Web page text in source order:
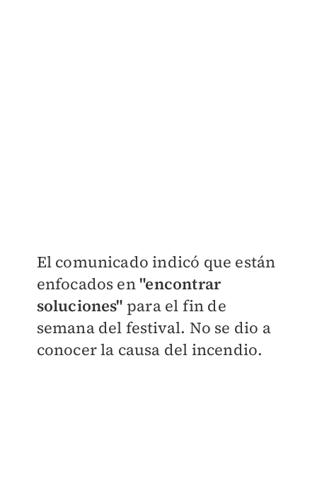
​​El comunicado indicó que están
enfocados en"encontrar
soluciones" para el fin de
semana del festival. No se dio a
conocer la causa del incendio.